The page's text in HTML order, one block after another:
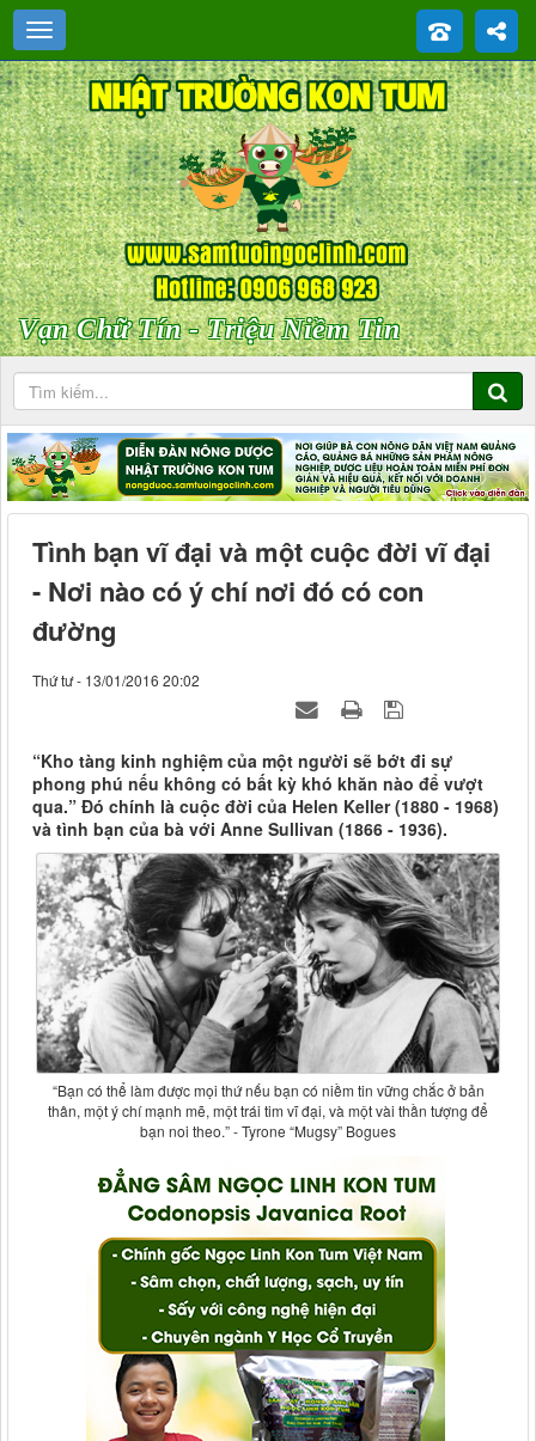
Vạn Chữ Tín - Triệu Niềm Tin
Tình bạn vĩ đại và một cuộc đời vĩ đại
- Nơi nào có ý chí nơi đó có con
đường
Thứ tư - 13/01/2016 20:02
“Kho tàng kinh nghiệm của một người sẽ bớt đi sự
phong phú nếu không có bất kỳ khó khăn nào để vượt
qua.” Đó chính là cuộc đời của Helen Keller (1880 - 1968)
và tình bạn của bà với Anne Sullivan (1866 - 1936).
“Bạn có thể làm được mọi thứ nếu bạn có niềm tin vững chắc ở bản
thân, một ý chí mạnh mẽ, một trái tim vĩ đại, và một vài thần tượng để
bạn noi theo.” - Tyrone “Mugsy” Bogues